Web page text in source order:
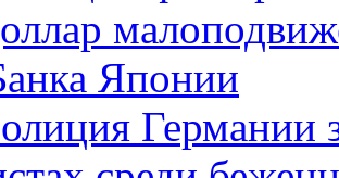
Японии
Германии